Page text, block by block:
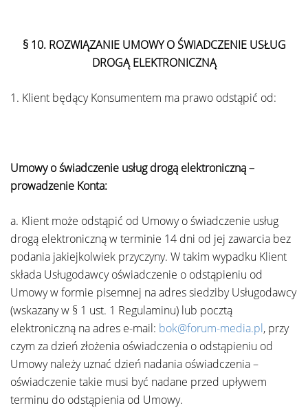
§ 10. ROZWIĄZANIE UMOWY O ŚWIADCZENIE USŁUG
DROGĄ ELEKTRONICZNĄ
1. Klient będący Konsumentem ma prawo odstąpić od:
Umowy o świadczenie usług drogą elektroniczną –
prowadzenie Konta:
a. Klient może odstąpić od Umowy o świadczenie usług
drogą elektroniczną w terminie 14 dni od jej zawarcia bez
podania jakiejkolwiek przyczyny. W takim wypadku Klient
składa Usługodawcy oświadczenie o odstąpieniu od
Umowy w formie pisemnej na adres siedziby Usługodawcy
(wskazany w § 1 ust. 1 Regulaminu) lub pocztą
elektroniczną na adres e-mail: bok@forum-media.pl, przy
czym za dzień złożenia oświadczenia o odstąpieniu od
Umowy należy uznać dzień nadania oświadczenia –
oświadczenie takie musi być nadane przed upływem
terminu do odstąpienia od Umowy.